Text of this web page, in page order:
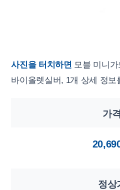
사진을 터치하면 모블 미니
바이올렛실버, 1개 상세 정
가격
정상